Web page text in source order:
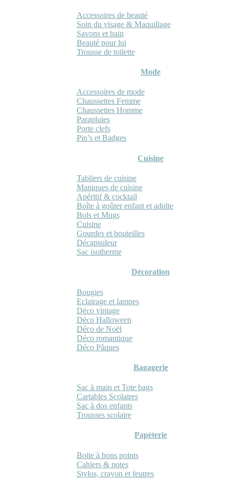
Accessoires de beauté
Soin du visage & Maquillage
Savons et bain
Beauté pour lui
Trousse de toilette
Mode
Accessoires de mode
Chaussettes Femme
Chaussettes Homme
Parapluies
Porte clefs
Pin’s et Badges
Cuisine
Tabliers de cuisine
Maniques de cuisine
Apéritif & cocktail
Boîte à goûter enfant et adulte
Bols et Mugs
Cuisine
Gourdes et bouteilles
Décapsuleur
Sac isotherme
Décoration
Bougies
Eclairage et lampes
Déco vintage
Déco Halloween
Déco de Noël
Déco romantique
Déco Pâques
Bagagerie
Sac à main et Tote bags
Cartables Scolaires
Sac à dos enfants
Trousses scolaire
Papèterie
Boite à bons points
Cahiers & notes
Stylos, crayon et feutres